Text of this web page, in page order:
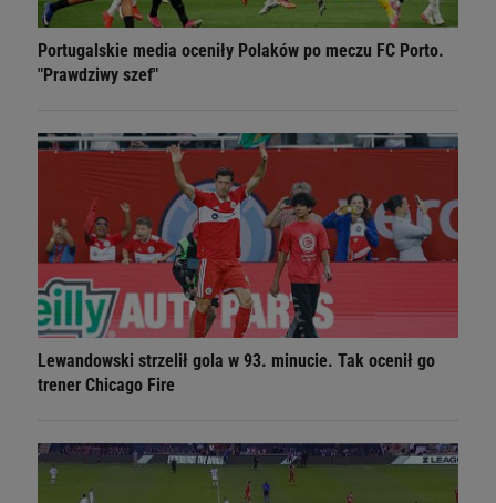
Portugalskie media oceniły Polaków po meczu FC Porto.
"Prawdziwy szef"
Lewandowski strzelił gola w 93. minucie. Tak ocenił go
trener Chicago Fire